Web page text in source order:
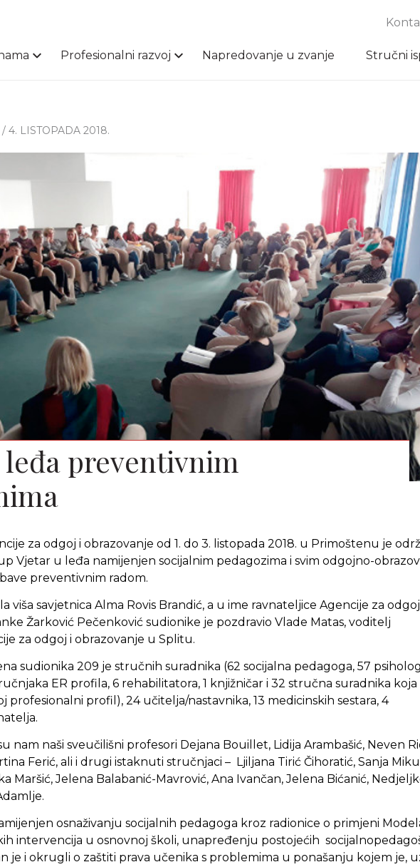
Profesionalni razvoj Napredovanje u zvanje Stručni
/ 4. LISTOPADA 2018.
preventivnim
za odgoj i obrazovanje od 1. do 3. listopada 2018. u Primoštenu je
Vjetar u leđa namijenjen socijalnim pedagozima i svim odgojno-
preventivnim radom.
viša savjetnica Alma Rovis Brandić, a u ime ravnateljice Agencije za
Žarković Pečenković sudionike je pozdravio Vlade Matas, voditelj
za odgoj i obrazovanje u Splitu.
sudionika 209 je stručnih suradnika (62 socijalna pedagoga, 57
ER profila, 6 rehabilitatora, 1 knjižničar i 32 stručna suradnika koja
profesionalni profil), 24 učitelja/nastavnika, 13 medicinskih sestara, 4
nam naši sveučilišni profesori Dejana Bouillet, Lidija Arambašić, Neven
Ferić, ali i drugi istaknuti stručnjaci – Ljiljana Tirić Čihoratić, Sanja
Maršić, Jelena Balabanić-Mavrović, Ana Ivančan, Jelena Bićanić,
osnaživanju socijalnih pedagoga kroz radionice o primjeni
intervencija u osnovnoj školi, unapređenju postojećih
je i okrugli o zaštiti prava učenika s problemima u ponašanju kojem je,